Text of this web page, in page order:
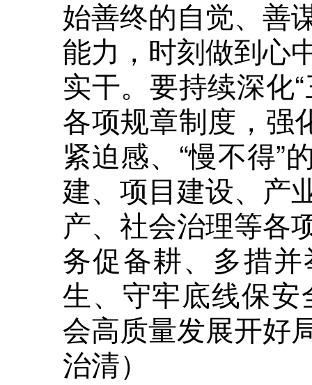
始善终的自觉、善
能力，时刻做到心
实干。要持续深化
各项规章制度，强
紧迫感、“慢不得”
建、项目建设、产
产、社会治理等各
务促备耕、多措
生、守牢底线保
会高质量发展开好
治清）